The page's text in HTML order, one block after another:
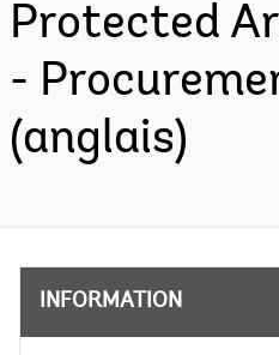
Protected
-
(anglais)
INFORMATION